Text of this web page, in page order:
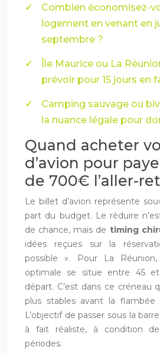
Combien économisez-
logement en venant en
septembre ?
Île Maurice ou La
prévoir pour 15 jours en
Camping sauvage ou
la nuance légale pour
Quand acheter
d’avion pour
de 700€ l’aller-
Le billet d’avion représente
part du budget. Le réduire
de chance, mais de timing
idées reçues sur la
possible ». Pour La
optimale se situe entre 45
départ. C’est dans ce créneau
plus stables avant la flambée
L’objectif de passer sous la
à fait réaliste, à condition
périodes.